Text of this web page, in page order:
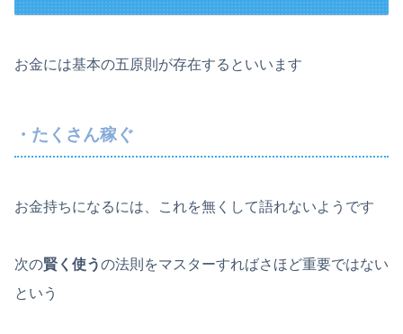
お金には基本の五原則が存在するといいます
・たくさん稼ぐ
お金持ちになるには、これを無くして語れないようです
次の賢く使うの法則をマスターすればさほど重要ではない
という